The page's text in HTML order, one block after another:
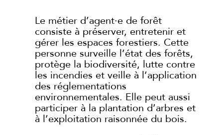
Le métier d’agent·e de forêt
consiste à préserver, entretenir et
gérer les espaces forestiers. Cette
personne surveille l’état des forêts,
protège la biodiversité, lutte contre
les incendies et veille à l’application
des réglementations
environnementales. Elle peut aussi
participer à la plantation d’arbres et
à l’exploitation raisonnée du bois.